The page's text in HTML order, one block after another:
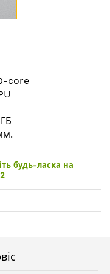
core
будь-ласка на